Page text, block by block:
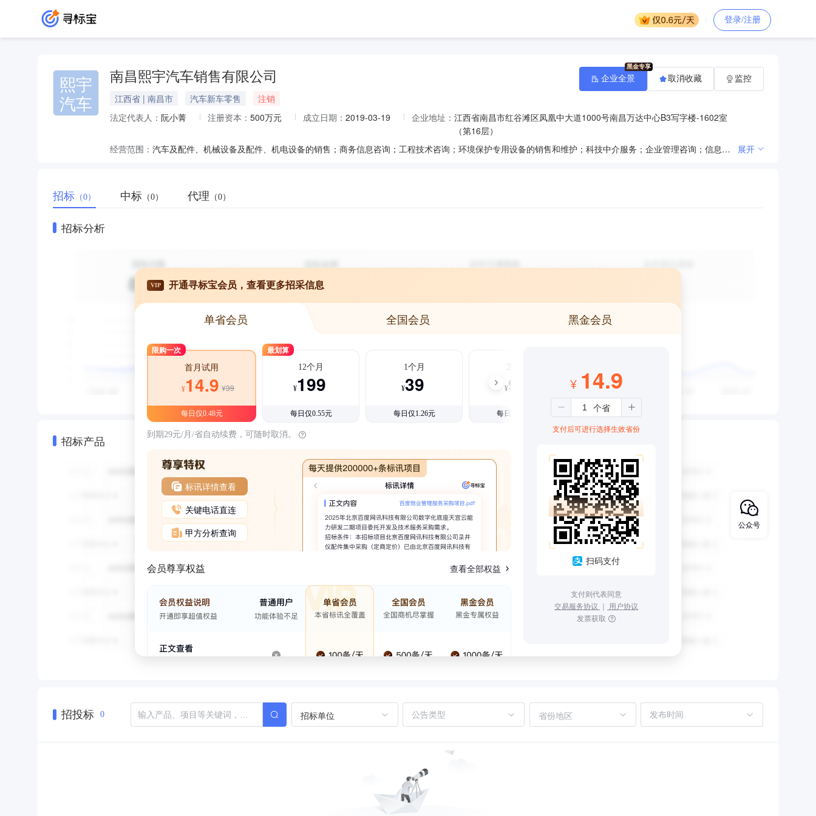
登录/注册
熙宇
汽车
南昌熙宇汽车销售有限公司
江西省 | 南昌市 汽车新车零售
注销
法定代表人： 阮小菁 注册资本： 500万元 成立日期： 2019-03-19 企业地址： 江西省南昌市红谷滩区凤凰中大道1000号南昌万达中心B3写字楼-1602室
（第16层）
经营范围：
汽车及配件、机械设备及配件、机电设备的销售；商务信息咨询；工程技术咨询；环境保护专用设备的销售和维护；科技中介服务；企业管理咨询；信息技术咨询服务；物联网技术服务（依法须经批准的项目,经相关部门批准后方可开展经营活动）*** 展开
企业全景 取消收藏 监控
招标 （0） 中标 （0） 代理 （0）
招标分析
招标产品
VIP 开通寻标宝会员，查看更多招采信息
单省会员 全国会员 黑金会员
限购一次
首月试用
¥14.9 ¥39
每日仅0.48元
最划算
12个月
¥199
每日仅0.55元
1个月
¥39
每日仅1.26元
3个月
¥99
每日仅1.08元
到期29元/月/省自动续费，可随时取消。
标讯详情查看
关键电话直连
甲方分析查询
会员尊享权益 查看全部权益
¥ 14.9
支付后可进行选择生效省份
扫码支付
支付则代表同意
交易服务协议 ｜ 用户协议
发票获取
招投标 0 招标单位 省份地区
公众号